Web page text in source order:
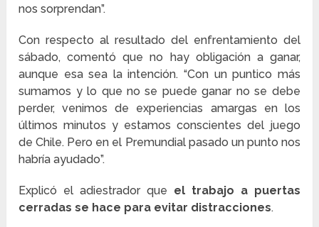
nos sorprendan”.
Con respecto al resultado del enfrentamiento del
sábado, comentó que no hay obligación a ganar,
aunque esa sea la intención. “Con un puntico más
sumamos y lo que no se puede ganar no se debe
perder, venimos de experiencias amargas en los
últimos minutos y estamos conscientes del juego
de Chile. Pero en el Premundial pasado un punto nos
habría ayudado”.
Explicó el adiestrador que el trabajo a puertas
cerradas se hace para evitar distracciones.